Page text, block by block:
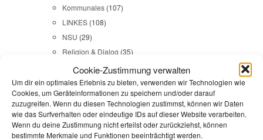
Cookie-Zustimmung verwalten
Um dir ein optimales Erlebnis zu bieten, verwenden wir Technologien wie
Cookies, um Geräteinformationen zu speichern und/oder darauf
zuzugreifen. Wenn du diesen Technologien zustimmst, können wir Daten
wie das Surfverhalten oder eindeutige IDs auf dieser Website verarbeiten.
Wenn du deine Zustimmung nicht erteilst oder zurückziehst, können
bestimmte Merkmale und Funktionen beeinträchtigt werden.
Kommunales (107)
LINKES (108)
NSU (29)
Religion & Dialog (35)
Sicherheit(98)
Durchsuchen:Startseite/Integrationsarbeit
Flucht & Migration,Presse